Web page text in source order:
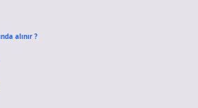
alınır ?